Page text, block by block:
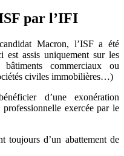
par l’IFI
Macron, l’ISF a été
est assis uniquement sur les
commerciaux ou
civiles immobilières…)
d’une exonération
exercée par le
toujours d’un abattement de